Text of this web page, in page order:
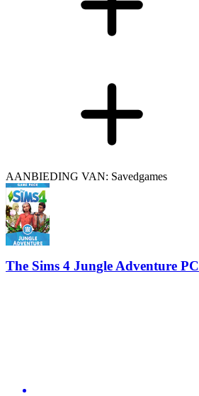
AANBIEDING VAN: Savedgames
The Sims 4 Jungle Adventure PC